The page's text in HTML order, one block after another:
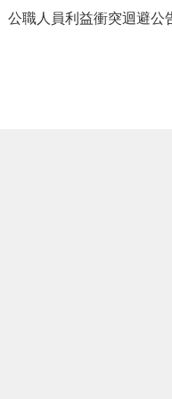
公職人員利益衝突迴避公